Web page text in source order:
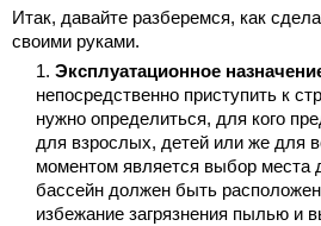
Итак, давайте разберемся, как
своими руками.
Эксплуатационное
непосредственно приступить к
нужно определиться, для кого
для взрослых, детей или же для
моментом является выбор места
бассейн должен быть
избежание загрязнения пылью и